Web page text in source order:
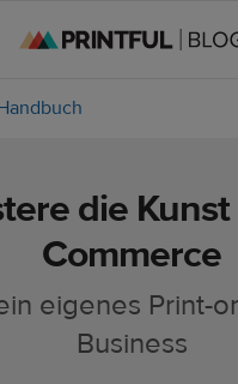
die Kunst
Commerce
eigenes Print-
Business